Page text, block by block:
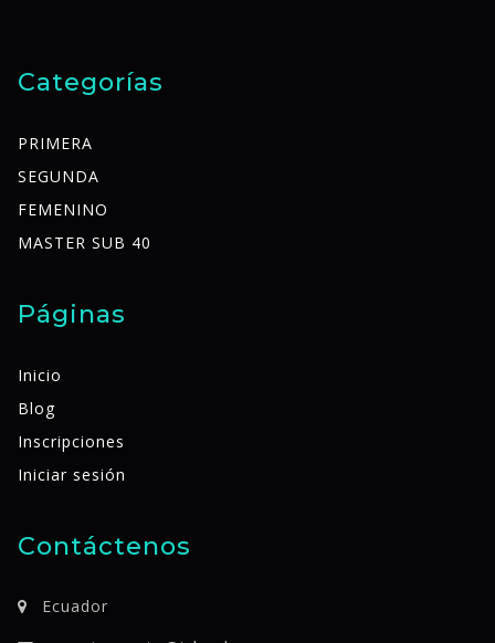
Categorías
PRIMERA
SEGUNDA
FEMENINO
MASTER SUB 40
Páginas
Inicio
Blog
Inscripciones
Iniciar sesión
Contáctenos
Ecuador